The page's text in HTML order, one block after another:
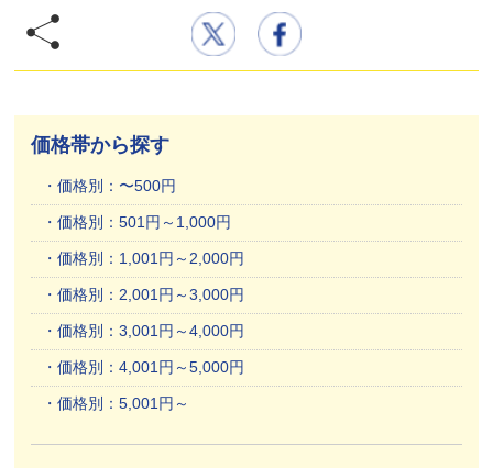
価格帯から探す
価格別：〜500円
価格別：501円～1,000円
価格別：1,001円～2,000円
価格別：2,001円～3,000円
価格別：3,001円～4,000円
価格別：4,001円～5,000円
価格別：5,001円～